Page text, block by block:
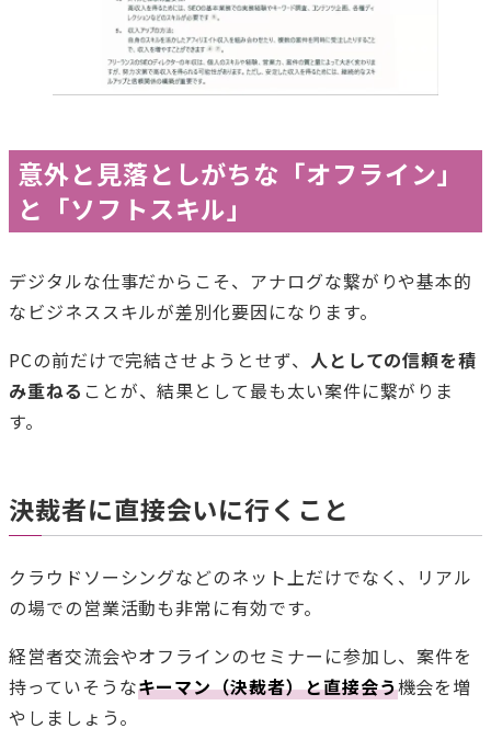
意外と見落としがちな「オフライン」
と「ソフトスキル」
デジタルな仕事だからこそ、アナログな繋がりや基本的
なビジネススキルが差別化要因になります。
PCの前だけで完結させようとせず、 人としての信頼を積
み重ねる ことが、結果として最も太い案件に繋がりま
す。
決裁者に直接会いに行くこと
クラウドソーシングなどのネット上だけでなく、リアル
の場での営業活動も非常に有効です。
経営者交流会やオフラインのセミナーに参加し、案件を
持っていそうなキーマン（決裁者）と直接会う機会を増
やしましょう。